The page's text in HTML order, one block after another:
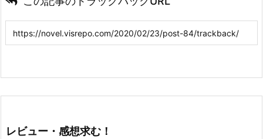
レビュー・感想求む！